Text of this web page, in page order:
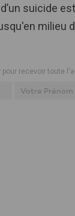
suicide
milieu
recevoir toute